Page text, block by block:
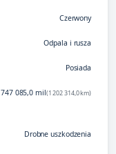
Czerwony
Odpala i rusza
Posiada
747 085,0 mil(1 202 314,0 km)
Drobne uszkodzenia